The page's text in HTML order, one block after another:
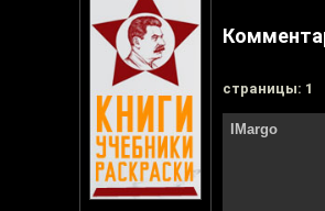
cтраницы: 1
IMargo